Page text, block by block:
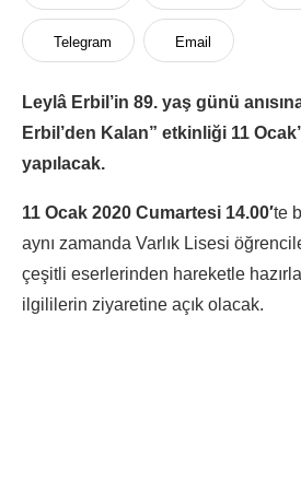
Telegram Email
Leylâ Erbil’in 89. yaş günü
Erbil’den Kalan” etkinliği 11
yapılacak.
11 Ocak 2020 Cumartesi 14.00′te
aynı zamanda Varlık Lisesi
çeşitli eserlerinden hareketle
ilgililerin ziyaretine açık olacak.